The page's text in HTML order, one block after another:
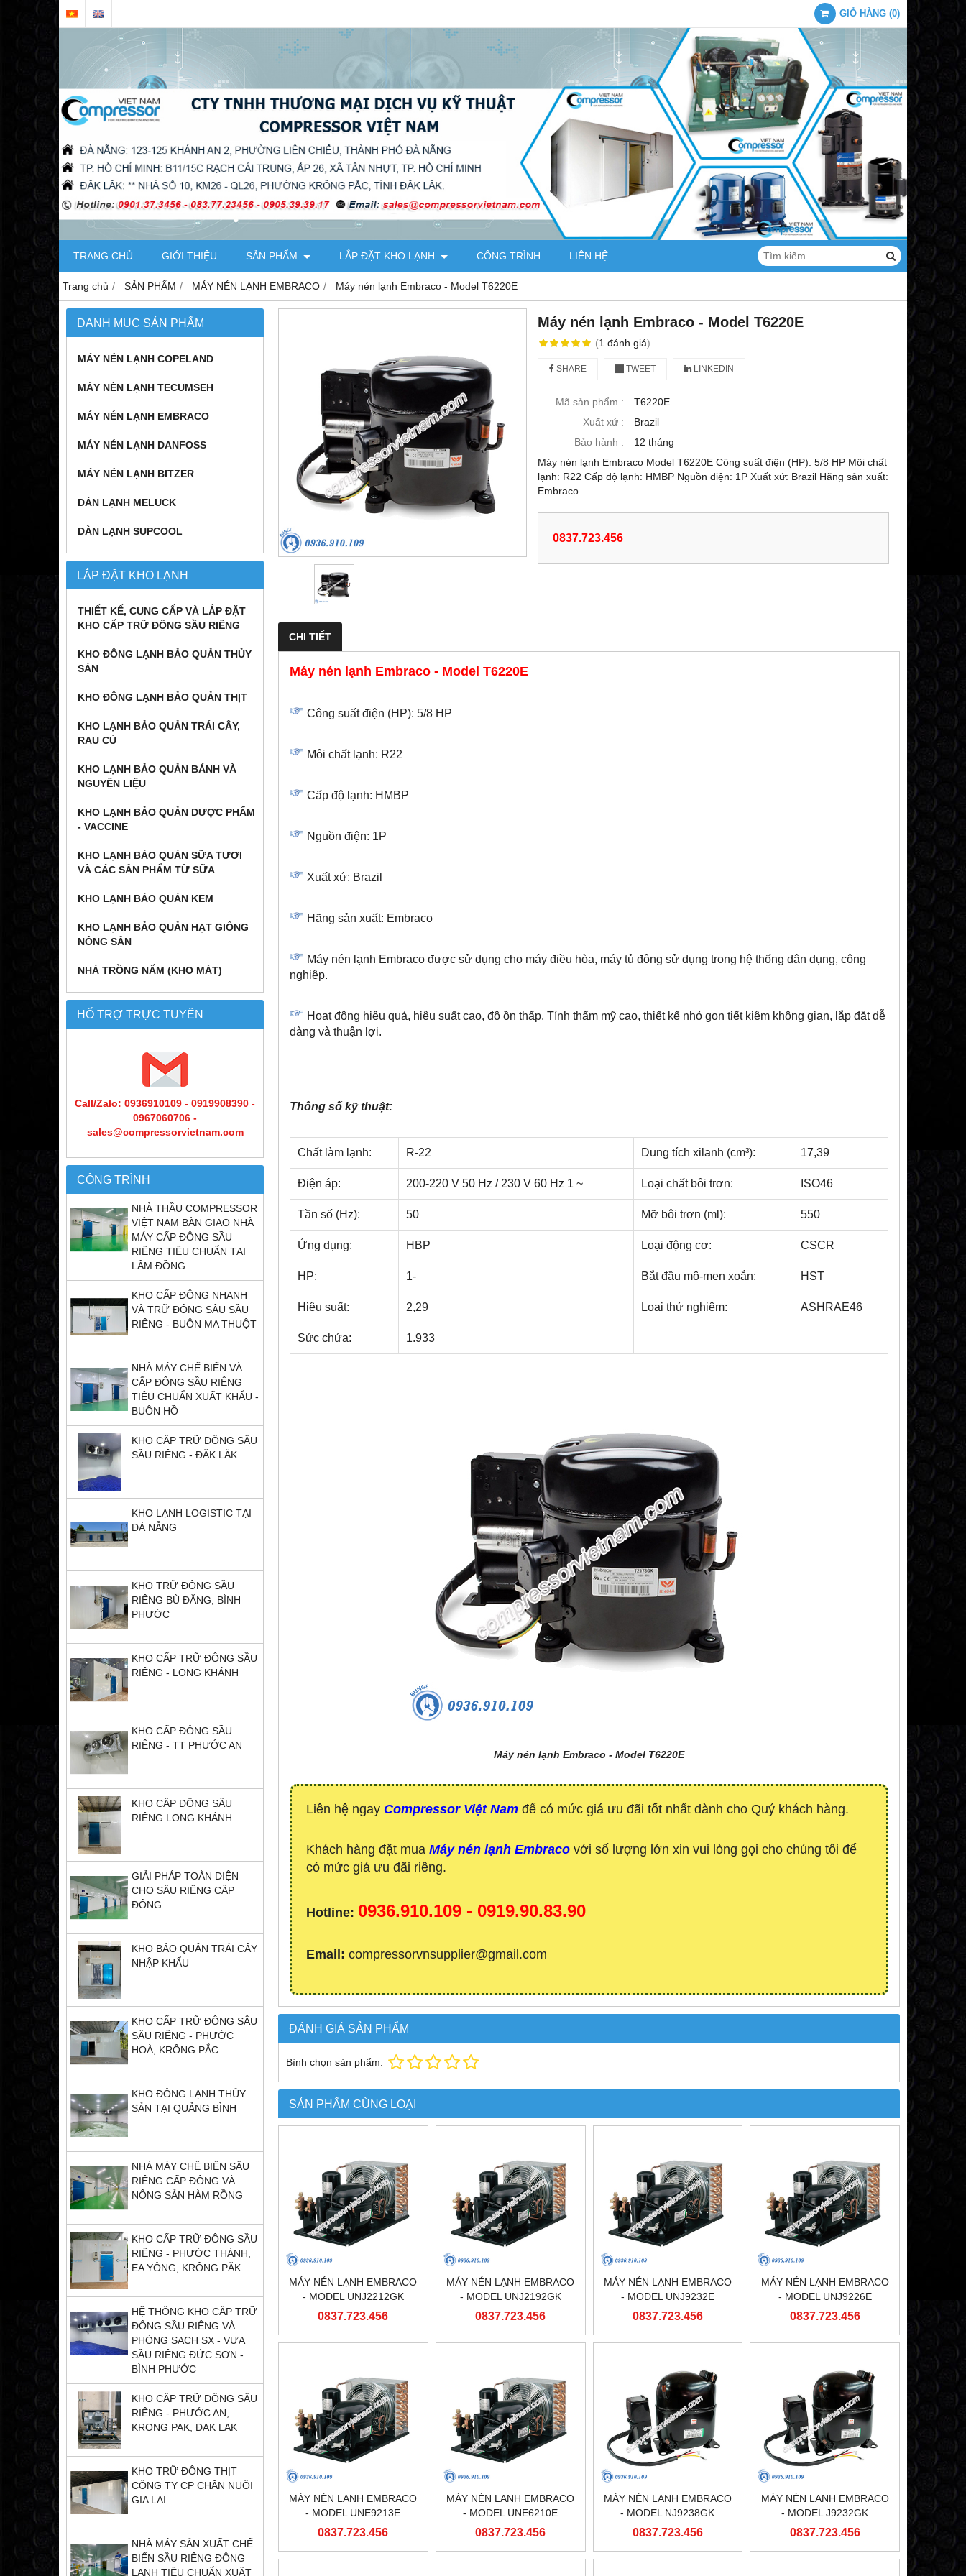
GIỎ HÀNG (0)
TRANG CHỦ GIỚI THIỆU SẢN PHẨM LẮP ĐẶT KHO LẠNH CÔNG TRÌNH LIÊN HỆ
Trang chủ SẢN PHẨM MÁY NÉN LẠNH EMBRACO Máy nén lạnh Embraco - Model T6220E
DANH MỤC SẢN PHẨM
MÁY NÉN LẠNH COPELAND
MÁY NÉN LẠNH TECUMSEH
MÁY NÉN LẠNH EMBRACO
MÁY NÉN LẠNH DANFOSS
MÁY NÉN LẠNH BITZER
DÀN LẠNH MELUCK
DÀN LẠNH SUPCOOL
LẮP ĐẶT KHO LẠNH
THIẾT KẾ, CUNG CẤP VÀ LẮP ĐẶT
KHO CẤP TRỮ ĐÔNG SẦU RIÊNG
KHO ĐÔNG LẠNH BẢO QUẢN THỦY
SẢN
KHO ĐÔNG LẠNH BẢO QUẢN THỊT
KHO LẠNH BẢO QUẢN TRÁI CÂY,
RAU CỦ
KHO LẠNH BẢO QUẢN BÁNH VÀ
NGUYÊN LIỆU
KHO LẠNH BẢO QUẢN DƯỢC PHẨM
- VACCINE
KHO LẠNH BẢO QUẢN SỮA TƯƠI
VÀ CÁC SẢN PHẨM TỪ SỮA
KHO LẠNH BẢO QUẢN KEM
KHO LẠNH BẢO QUẢN HẠT GIỐNG
NÔNG SẢN
NHÀ TRỒNG NẤM (KHO MÁT)
HỔ TRỢ TRỰC TUYẾN
Call/Zalo: 0936910109 - 0919908390 -
0967060706 -
sales@compressorvietnam.com
CÔNG TRÌNH
NHÀ THẦU COMPRESSOR
VIỆT NAM BÀN GIAO NHÀ
MÁY CẤP ĐÔNG SẦU
RIÊNG TIÊU CHUẨN TẠI
LÂM ĐỒNG.
KHO CẤP ĐÔNG NHANH
VÀ TRỮ ĐÔNG SÂU SẦU
RIÊNG - BUÔN MA THUỘT
NHÀ MÁY CHẾ BIẾN VÀ
CẤP ĐÔNG SẦU RIÊNG
TIÊU CHUẨN XUẤT KHẨU -
BUÔN HỒ
KHO CẤP TRỮ ĐÔNG SÂU
SẦU RIÊNG - ĐĂK LĂK
KHO LẠNH LOGISTIC TẠI
ĐÀ NẴNG
KHO TRỮ ĐÔNG SẦU
RIÊNG BÙ ĐĂNG, BÌNH
PHƯỚC
KHO CẤP TRỮ ĐÔNG SẦU
RIÊNG - LONG KHÁNH
KHO CẤP ĐÔNG SẦU
RIÊNG - TT PHƯỚC AN
KHO CẤP ĐÔNG SẦU
RIÊNG LONG KHÁNH
GIẢI PHÁP TOÀN DIỆN
CHO SẦU RIÊNG CẤP
ĐÔNG
KHO BẢO QUẢN TRÁI CÂY
NHẬP KHẨU
KHO CẤP TRỮ ĐÔNG SÂU
SẦU RIÊNG - PHƯỚC
HOÀ, KRÔNG PẮC
KHO ĐÔNG LẠNH THỦY
SẢN TẠI QUẢNG BÌNH
NHÀ MÁY CHẾ BIẾN SẦU
RIÊNG CẤP ĐÔNG VÀ
NÔNG SẢN HÀM RỒNG
KHO CẤP TRỮ ĐÔNG SẦU
RIÊNG - PHƯỚC THÀNH,
EA YÔNG, KRÔNG PĂK
HỆ THỐNG KHO CẤP TRỮ
ĐÔNG SẦU RIÊNG VÀ
PHÒNG SẠCH SX - VỰA
SẦU RIÊNG ĐỨC SƠN -
BÌNH PHƯỚC
KHO CẤP TRỮ ĐÔNG SẦU
RIÊNG - PHƯỚC AN,
KRONG PAK, ĐAK LAK
KHO TRỮ ĐÔNG THỊT
CÔNG TY CP CHĂN NUÔI
GIA LAI
NHÀ MÁY SẢN XUẤT CHẾ
BIẾN SẦU RIÊNG ĐÔNG
LẠNH TIÊU CHUẨN XUẤT
Máy nén lạnh Embraco - Model T6220E
(1 đánh giá)
SHARE TWEET LINKEDIN
Mã sản phẩm :
T6220E
Xuất xứ :
Brazil
Bảo hành :
12 tháng
Máy nén lạnh Embraco Model T6220E Công suất điện (HP): 5/8 HP Môi chất
lạnh: R22 Cấp độ lạnh: HMBP Nguồn điện: 1P Xuất xứ: Brazil Hãng sản xuất:
Embraco
0837.723.456
CHI TIẾT
Máy nén lạnh Embraco - Model T6220E
Công suất điện (HP): 5/8 HP
Môi chất lạnh: R22
Cấp độ lạnh: HMBP
Nguồn điện: 1P
Xuất xứ: Brazil
Hãng sản xuất: Embraco
Máy nén lạnh Embraco được sử dụng cho máy điều hòa, máy tủ đông sử dụng trong hệ thống dân dụng, công
nghiệp.
Hoạt động hiệu quả, hiệu suất cao, độ ồn thấp. Tính thẩm mỹ cao, thiết kế nhỏ gọn tiết kiệm không gian, lắp đặt dễ
dàng và thuận lợi.
Thông số kỹ thuật:
Chất làm lạnh: R-22 Dung tích xilanh (cm³): 17,39
Điện áp: 200-220 V 50 Hz / 230 V 60 Hz 1 ~ Loại chất bôi trơn: ISO46
Tần số (Hz): 50 Mỡ bôi trơn (ml): 550
Ứng dụng: HBP Loại động cơ: CSCR
HP: 1- Bắt đầu mô-men xoắn: HST
Hiệu suất: 2,29 Loại thử nghiệm: ASHRAE46
Sức chứa: 1.933
Máy nén lạnh Embraco - Model T6220E
Liên hệ ngay Compressor Việt Nam để có mức giá ưu đãi tốt nhất dành cho Quý khách hàng.
Khách hàng đặt mua Máy nén lạnh Embraco với số lượng lớn xin vui lòng gọi cho chúng tôi để
có mức giá ưu đãi riêng.
Hotline: 0936.910.109 - 0919.90.83.90
Email: compressorvnsupplier@gmail.com
ĐÁNH GIÁ SẢN PHẨM
Bình chọn sản phẩm:
SẢN PHẨM CÙNG LOẠI
MÁY NÉN LẠNH EMBRACO
- MODEL UNJ2212GK
0837.723.456
MÁY NÉN LẠNH EMBRACO
- MODEL UNJ2192GK
0837.723.456
MÁY NÉN LẠNH EMBRACO
- MODEL UNJ9232E
0837.723.456
MÁY NÉN LẠNH EMBRACO
- MODEL UNJ9226E
0837.723.456
MÁY NÉN LẠNH EMBRACO
- MODEL UNE9213E
0837.723.456
MÁY NÉN LẠNH EMBRACO
- MODEL UNE6210E
0837.723.456
MÁY NÉN LẠNH EMBRACO
- MODEL NJ9238GK
0837.723.456
MÁY NÉN LẠNH EMBRACO
- MODEL J9232GK
0837.723.456